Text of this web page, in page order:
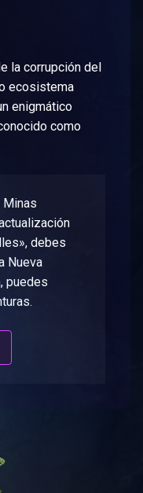
la corrupción del
ecosistema
enigmático
como
debes
Nueva
puedes